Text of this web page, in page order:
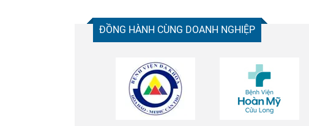
ĐỒNG HÀNH CÙNG DOANH NGHIỆP